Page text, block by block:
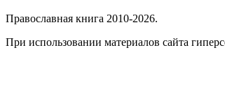
Православная книга 2010-2026.
При использовании материалов сайта